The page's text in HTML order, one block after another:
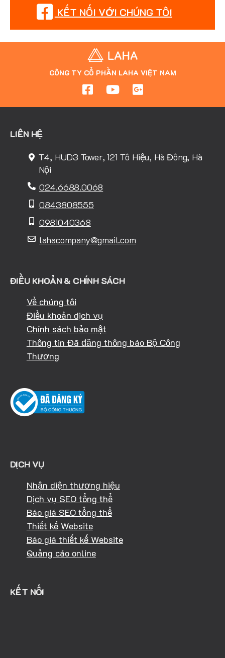
KẾT NỐI VỚI CHÚNG TÔI
CÔNG TY CỔ PHẦN LAHA VIỆT NAM
LIÊN HỆ
T4, HUD3 Tower, 121 Tô Hiệu, Hà Đông, Hà
Nội
024.6688.0068
0843808555
0981040368
lahacompany@gmail.com
ĐIỀU KHOẢN & CHÍNH SÁCH
Về chúng tôi
Điều khoản dịch vụ
Chính sách bảo mật
Thông tin Đã đăng thông báo Bộ Công
Thương
DỊCH VỤ
Nhận diện thương hiệu
Dịch vụ SEO tổng thể
Báo giá SEO tổng thể
Thiết kế Website
Báo giá thiết kế Website
Quảng cáo online
KẾT NỐI